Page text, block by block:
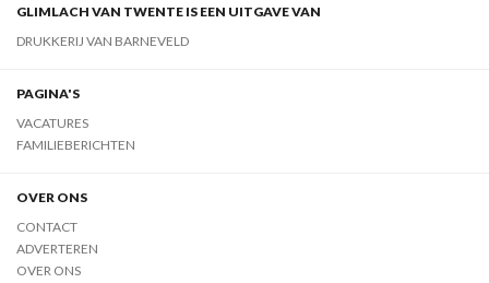
GLIMLACH VAN TWENTE IS EEN UITGAVE VAN
DRUKKERIJ VAN BARNEVELD
PAGINA'S
VACATURES
FAMILIEBERICHTEN
OVER ONS
CONTACT
ADVERTEREN
OVER ONS